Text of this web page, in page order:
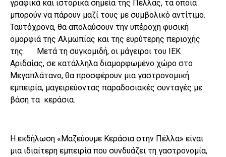
γραφικά και ιστορικά σημεία της Πέλλας, τα οποία
μπορούν να πάρουν μαζί τους με συμβολικό αντίτιμο.
Ταυτόχρονα, θα απολαύσουν την υπέροχη φυσική
ομορφιά της Αλμωπίας και της ευρύτερης περιοχής
της. Μετά τη συγκομιδή, οι μάγειροι του ΙΕΚ
Αριδαίας, σε κατάλληλα διαμορφωμένο χώρο στο
Μεγαπλάτανο, θα προσφέρουν μια γαστρονομική
εμπειρία, μαγειρεύοντας παραδοσιακές συνταγές με
βάση τα κεράσια.
Η εκδήλωση «Μαζεύουμε Κεράσια στην Πέλλα» είναι
μια ιδιαίτερη εμπειρία που συνδυάζει τη γαστρονομία,